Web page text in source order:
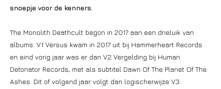
snoepje voor de kenners.
The Monolith Deathcult begon in 2017 aan een drieluik van
albums. V1 Versus kwam in 2017 uit bij Hammerheart Records
en eind vorig jaar was er dan V2 Vergelding bij Human
Detonator Records, met als subtitel Dawn Of The Planet Of The
Ashes. Dit of volgend jaar volgt dan logischerwijze V3.